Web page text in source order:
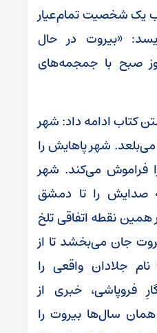
یک شخصیت تمام‌عیار
«بیروت در حال
صبح با جمجمه‌های
کتاب ادامه داد: شهر
شهر پاهایش را
فراموش می‌کند. شهر
صدایش را تا دمشق
نقطه اتفاقی تلخ
جان می‌بخشد تا از
جلادان واقعی را
فروپاشی، خبری از
سال‌ها بیروت را